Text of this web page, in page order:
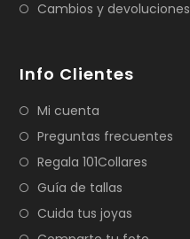
Cambios y devoluciones
Info Clientes
Mi cuenta
Preguntas frecuentes
Regala 101Collares
Guía de tallas
Cuida tus joyas